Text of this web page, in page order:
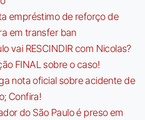
empréstimo de reforço de
em transfer ban
vai RESCINDIR com Nicolas?
FINAL sobre o caso!
nota oficial sobre acidente de
Confira!
do São Paulo é preso em